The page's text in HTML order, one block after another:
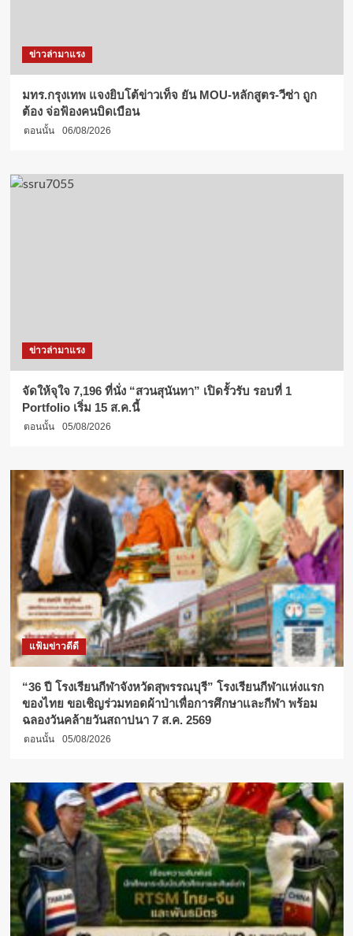
ข่าวล่ามาแรง
มทร.กรุงเทพ แจงยิบโต้ข่าวเท็จ ยัน MOU-หลักสูตร-วีซ่า ถูก
ต้อง จ่อฟ้องคนบิดเบือน
ตอนนั้น 06/08/2026
ข่าวล่ามาแรง
จัดให้จุใจ 7,196 ที่นั่ง “สวนสุนันทา” เปิดรั้วรับ รอบที่ 1
Portfolio เริ่ม 15 ส.ค.นี้
ตอนนั้น 05/08/2026
แฟ้มข่าวดีดี
“36 ปี โรงเรียนกีฬาจังหวัดสุพรรณบุรี” โรงเรียนกีฬาแห่งแรก
ของไทย ขอเชิญร่วมทอดผ้าป่าเพื่อการศึกษาและกีฬา พร้อม
ฉลองวันคล้ายวันสถาปนา 7 ส.ค. 2569
ตอนนั้น 05/08/2026